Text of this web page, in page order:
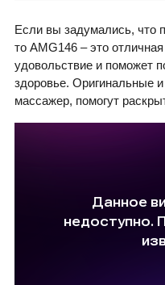
Если вы задумались, что
то AMG146 – это
удовольствие и поможет
здоровье. Оригинальные
массажер, помогут